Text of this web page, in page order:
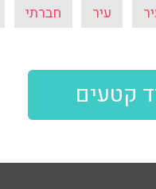
עיר חברתי
קטעים